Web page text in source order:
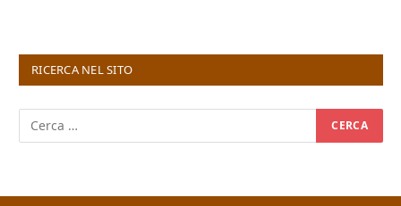
RICERCA NEL SITO